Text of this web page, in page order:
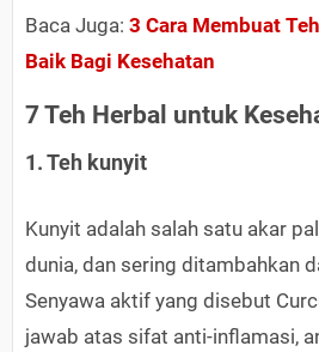
Baca Juga: 3 Cara Membuat
Baik Bagi Kesehatan
7 Teh Herbal untuk
1. Teh kunyit
Kunyit adalah salah satu akar
dunia, dan sering ditambahkan
Senyawa aktif yang disebut
jawab atas sifat anti-inflamasi,